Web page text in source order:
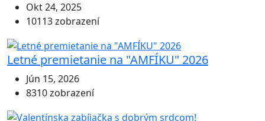
Okt 24, 2025
10113 zobrazení
Letné premietanie na "AMFÍKU" 2026
Jún 15, 2026
8310 zobrazení